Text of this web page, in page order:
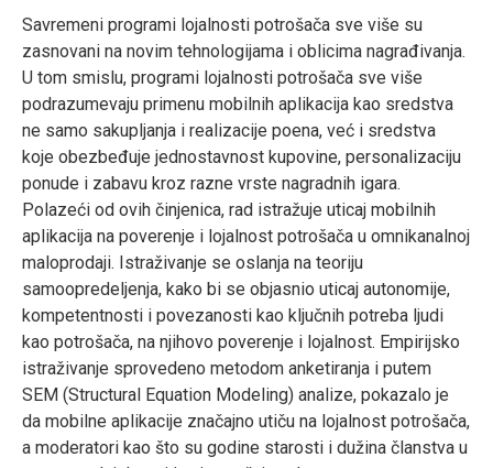
Savremeni programi lojalnosti potrošača sve više su
zasnovani na novim tehnologijama i oblicima nagrađivanja.
U tom smislu, programi lojalnosti potrošača sve više
podrazumevaju primenu mobilnih aplikacija kao sredstva
ne samo sakupljanja i realizacije poena, već i sredstva
koje obezbeđuje jednostavnost kupovine, personalizaciju
ponude i zabavu kroz razne vrste nagradnih igara.
Polazeći od ovih činjenica, rad istražuje uticaj mobilnih
aplikacija na poverenje i lojalnost potrošača u omnikanalnoj
maloprodaji. Istraživanje se oslanja na teoriju
samoopredeljenja, kako bi se objasnio uticaj autonomije,
kompetentnosti i povezanosti kao ključnih potreba ljudi
kao potrošača, na njihovo poverenje i lojalnost. Empirijsko
istraživanje sprovedeno metodom anketiranja i putem
SEM (Structural Equation Modeling) analize, pokazalo je
da mobilne aplikacije značajno utiču na lojalnost potrošača,
a moderatori kao što su godine starosti i dužina članstva u